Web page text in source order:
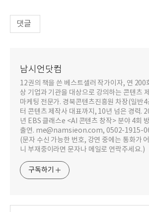
댓글
남시언닷컴
12권의 책을 쓴 베스트셀러 작가이자, 연 200
상 기업과 기관을 대상으로 강의하는 콘텐츠
마케팅 전문가. 경북콘텐츠진흥원 차장(일반4
터 콘텐츠 제작사 대표까지, 10년 넘은 경력.
년 EBS 클래스e <AI 콘텐츠 창작> 분야 4회
출연. me@namsieon.com, 0502-1915-
(문자 수신 가능한 번호, 강연 중에는 통화가
니 부재중이라면 문자나 메일로 연락주세요.)
구독하기